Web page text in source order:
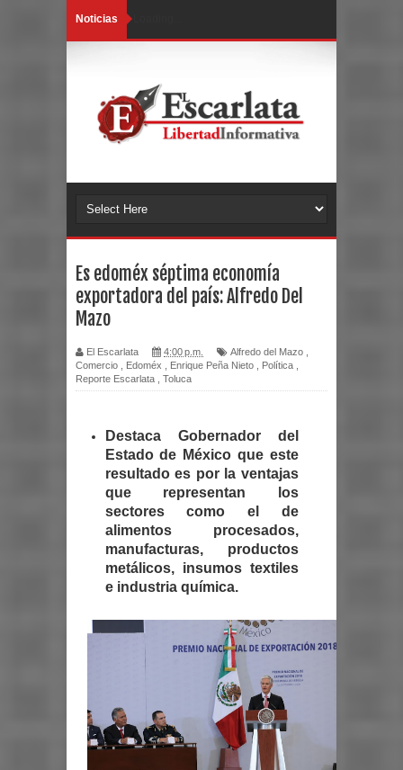
Noticias
Es edoméx séptima economía
exportadora del país: Alfredo Del
Mazo
El Escarlata 4:00 p.m. Alfredo del Mazo
Comercio
Edoméx Enrique Peña Nieto Política
Reporte Escarlata
Toluca
Destaca Gobernador del
Estado de México que este
resultado es por la ventajas
que representan los
sectores como el de
alimentos procesados,
manufacturas, productos
metálicos, insumos textiles
e industria química.